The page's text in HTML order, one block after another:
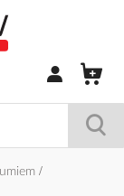
Pierakstīties/